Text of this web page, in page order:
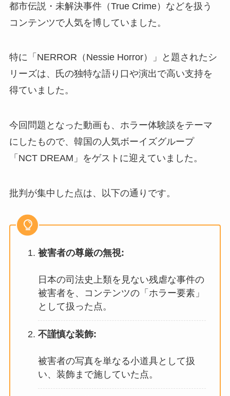
都市伝説・未解決事件（True Crime）などを扱う
コンテンツで人気を博していました。
特に「NERROR（Nessie Horror）」と題されたシ
リーズは、氏の独特な語り口や演出で高い支持を
得ていました。
今回問題となった動画も、ホラー体験談をテーマ
にしたもので、韓国の人気ボーイズグループ
「NCT DREAM」をゲストに迎えていました。
批判が集中した点は、以下の通りです。
被害者の尊厳の無視:
日本の司法史上類を見ない残虐な事件の
被害者を、コンテンツの「ホラー要素」
として扱った点。
不謹慎な装飾:
被害者の写真を単なる小道具として扱
い、装飾まで施していた点。